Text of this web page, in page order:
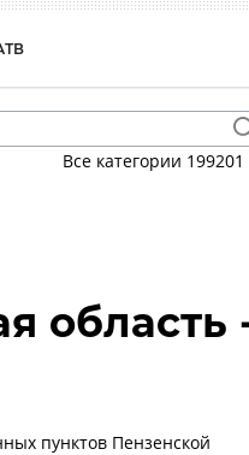
ТВ
Все категории 199201
область
пунктов Пензенской